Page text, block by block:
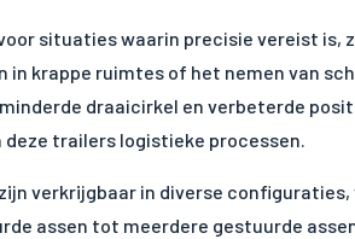
situaties waarin precisie vereist is,
in krappe ruimtes of het nemen van
draaicirkel en verbeterde
trailers logistieke processen.
verkrijgbaar in diverse configuraties,
assen tot meerdere gestuurde